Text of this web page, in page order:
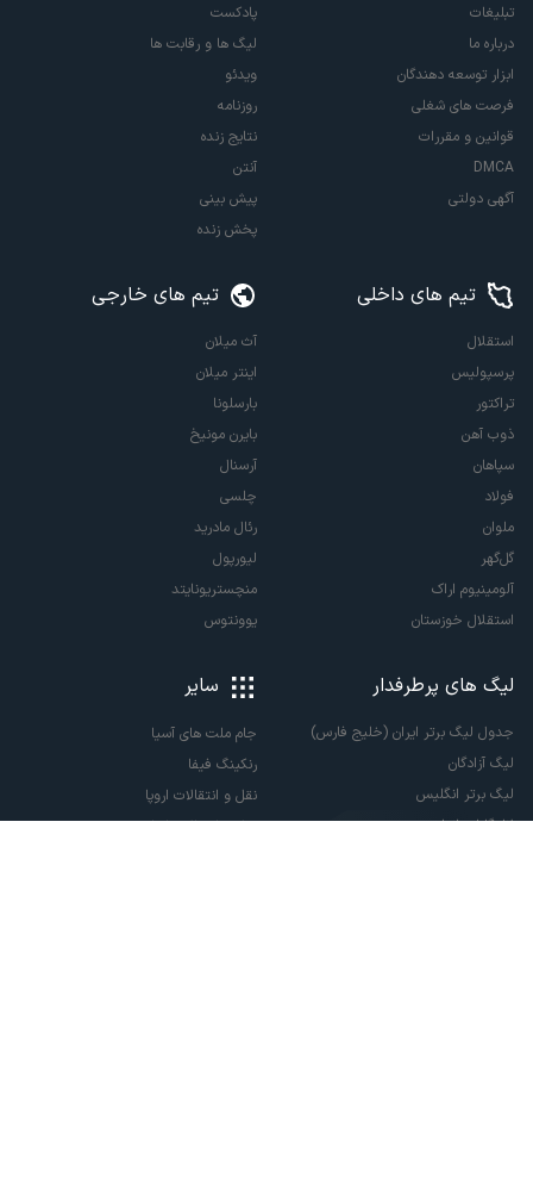
تبلیغات
درباره ما
ابزار توسعه دهندگان
فرصت های شغلی
قوانین و مقررات
DMCA
آگهی دولتی
پادکست
لیگ ها و رقابت ها
ویدئو
روزنامه
نتایج زنده
آنتن
پیش بینی
پخش زنده
تیم های داخلی
استقلال
پرسپولیس
تراکتور
ذوب آهن
سپاهان
فولاد
ملوان
گل‌گهر
آلومینیوم اراک
استقلال خوزستان
تیم های خارجی
آث میلان
اینتر میلان
بارسلونا
بایرن مونیخ
آرسنال
چلسی
رئال مادرید
لیورپول
منچستریونایتد
یوونتوس
لیگ های پرطرفدار
جدول لیگ برتر ایران (خلیج فارس)
لیگ آزادگان
لیگ برتر انگلیس
لالیگا اسپانیا
سایر
جام ملت های آسیا
رنکینگ فیفا
نقل و انتقالات اروپا
نقل و انتقالات ایران